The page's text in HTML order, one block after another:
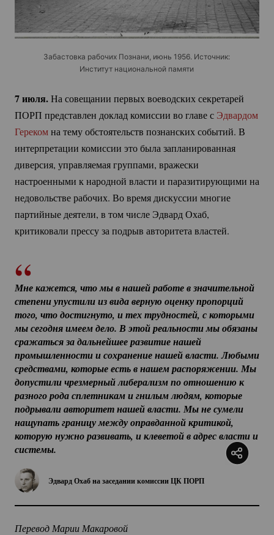
Забастовка рабочих Познани, июнь 1956. Источник:
Институт национальной памяти
7 июля.На совещании первых воеводских секретарей
ПОРП представлен доклад комиссии во главе с Эдвардом
Герекомна тему обстоятельств познанских событий. В
интерпретации комиссии это была запланированная
диверсия, управляемая группами, вражески
настроенными к народной власти и паразитирующими на
недовольстве рабочих. Во время дискуссии многие
партийные деятели, в том числе Эдвард Охаб,
критиковали прессу за подрыв авторитета властей.
Эдвард Охаб на заседании комиссии ЦК ПОРП
Мне кажется, что мы в нашей работе в значительной
степени упустили из вида верную оценку пропорций
того, что достигнуто, и тех трудностей, с которыми
мы сегодня имеем дело. В этой реальности мы обязаны
сражаться за дальнейшее развитие нашей
промышленности и сохранение нашей власти. Любыми
средствами, которые есть в нашем распоряжении. Мы
допустили чрезмерный либерализм по отношению к
разного рода сплетникам и гнилым людям, которые
подрывали авторитет нашей власти. Мы не сумели
нащупать границу между оправданной критикой,
которую нужно развивать, и клеветой в адрес власти и
системы.
Перевод Марии Макаровой